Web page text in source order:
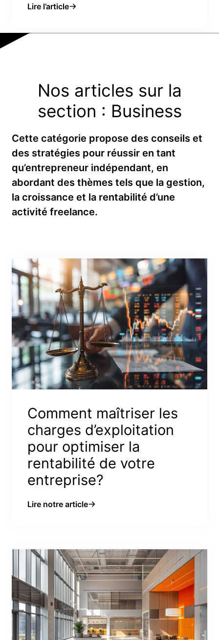
Lire l’article
Nos articles sur la
section : Business
Cette catégorie propose des conseils et
des stratégies pour réussir en tant
qu’entrepreneur indépendant, en
abordant des thèmes tels que la gestion,
la croissance et la rentabilité d’une
activité freelance.
Comment maîtriser les
charges d’exploitation
pour optimiser la
rentabilité de votre
entreprise?
Lire notre article